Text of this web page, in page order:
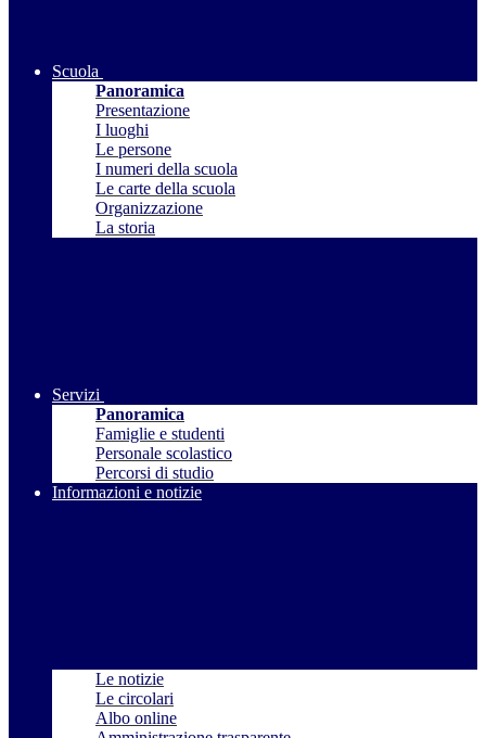
Scuola
Panoramica
Presentazione
I luoghi
Le persone
I numeri della scuola
Le carte della scuola
Organizzazione
La storia
Servizi
Panoramica
Famiglie e studenti
Personale scolastico
Percorsi di studio
Informazioni e notizie
Le notizie
Le circolari
Albo online